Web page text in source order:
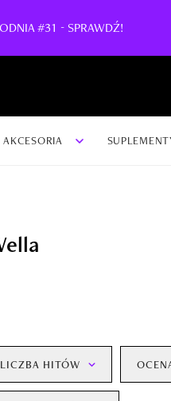
#31 - SPRAWDŹ!
AKCESORIA
LICZBA HITÓW